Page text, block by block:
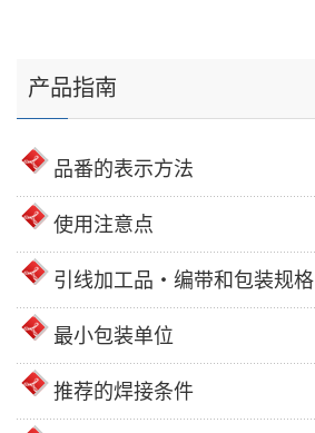
产品指南
品番的表示方法
使用注意点
引线加工品・编带和包装规格
最小包装单位
推荐的焊接条件